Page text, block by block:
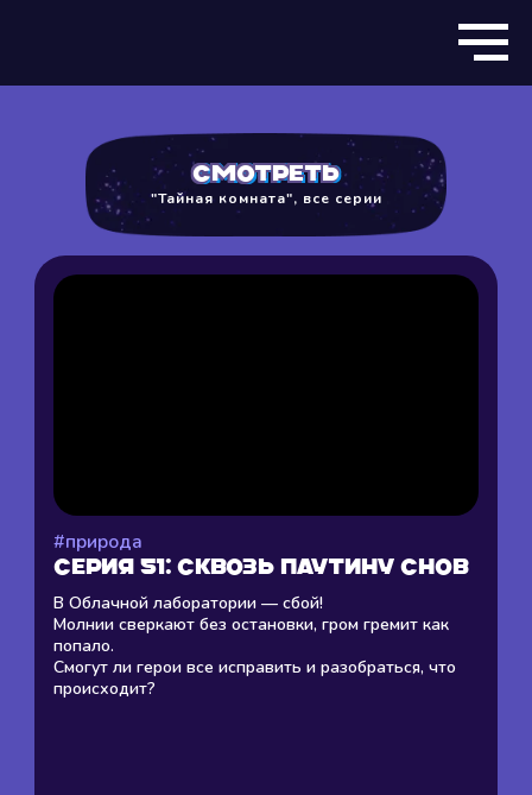
смотреть
"Тайная комната", все серии
Серия 51: СКВОЗЬ ПАУТИНУ СНОВ
В Облачной лаборатории — сбой!
Молнии сверкают без остановки, гром гремит как
попало.
Смогут ли герои все исправить и разобраться, что
происходит?
#природа